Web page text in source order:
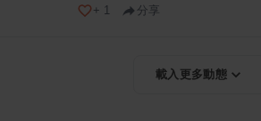
+ 1 分享
載入更多動態